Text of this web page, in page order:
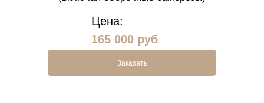
Заказать
165 000 руб
Цена: